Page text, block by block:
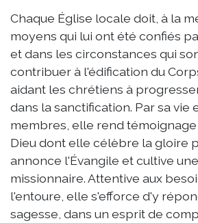
Chaque Église locale doit, à la
moyens qui lui ont été confiés
et dans les circonstances qui
contribuer à l'édification du
aidant les chrétiens à
dans la sanctification. Par sa vie
membres, elle rend
Dieu dont elle célèbre la gloire
annonce l'Évangile et cultive
missionnaire. Attentive aux
l'entoure, elle s'efforce d'y
sagesse, dans un esprit de